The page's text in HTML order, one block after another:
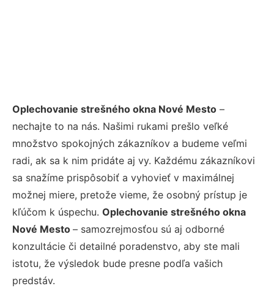
Oplechovanie strešného okna Nové Mesto –
nechajte to na nás. Našimi rukami prešlo veľké
množstvo spokojných zákazníkov a budeme veľmi
radi, ak sa k nim pridáte aj vy. Každému zákazníkovi
sa snažíme prispôsobiť a vyhovieť v maximálnej
možnej miere, pretože vieme, že osobný prístup je
kľúčom k úspechu. Oplechovanie strešného okna
Nové Mesto – samozrejmosťou sú aj odborné
konzultácie či detailné poradenstvo, aby ste mali
istotu, že výsledok bude presne podľa vašich
predstáv.